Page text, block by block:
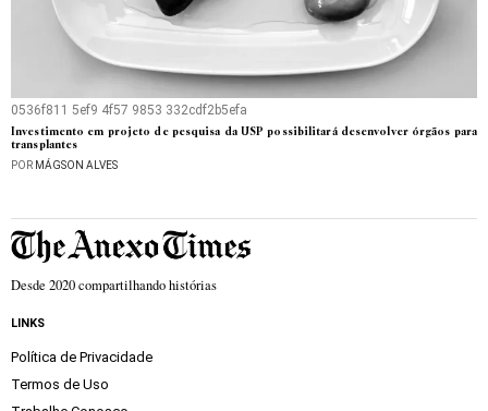
0536f811 5ef9 4f57 9853 332cdf2b5efa
Investimento em projeto de pesquisa da USP possibilitará desenvolver órgãos para
transplantes
POR MÁGSON ALVES
Desde 2020 compartilhando histórias
LINKS
Política de Privacidade
Termos de Uso